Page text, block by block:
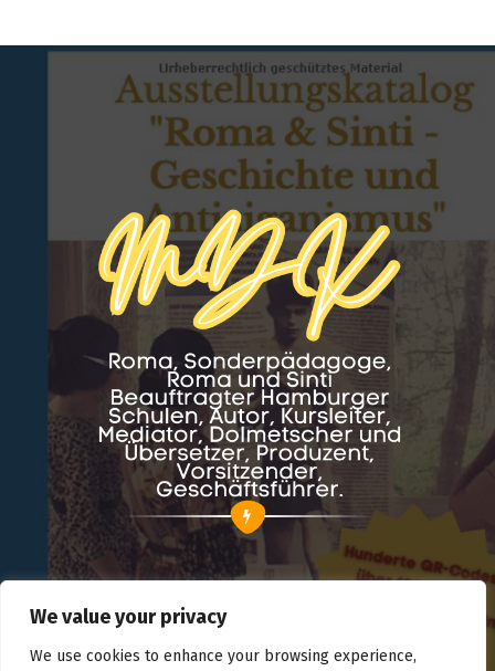
We value your privacy
We use cookies to enhance your browsing experience,